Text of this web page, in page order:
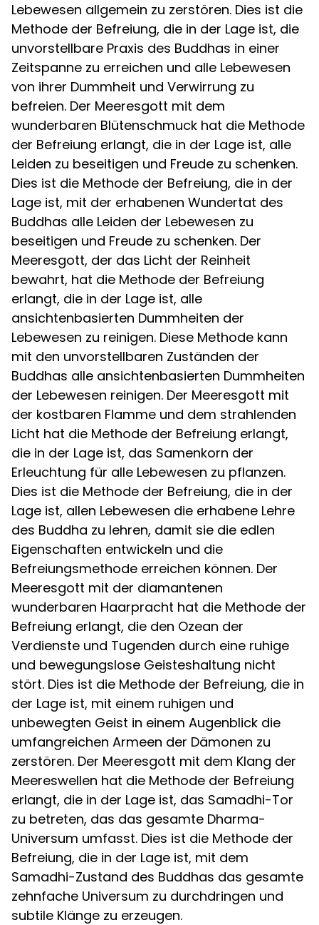
Lebewesen allgemein zu zerstören. Dies ist die
Methode der Befreiung, die in der Lage ist, die
unvorstellbare Praxis des Buddhas in einer
Zeitspanne zu erreichen und alle Lebewesen
von ihrer Dummheit und Verwirrung zu
befreien. Der Meeresgott mit dem
wunderbaren Blütenschmuck hat die Methode
der Befreiung erlangt, die in der Lage ist, alle
Leiden zu beseitigen und Freude zu schenken.
Dies ist die Methode der Befreiung, die in der
Lage ist, mit der erhabenen Wundertat des
Buddhas alle Leiden der Lebewesen zu
beseitigen und Freude zu schenken. Der
Meeresgott, der das Licht der Reinheit
bewahrt, hat die Methode der Befreiung
erlangt, die in der Lage ist, alle
ansichtenbasierten Dummheiten der
Lebewesen zu reinigen. Diese Methode kann
mit den unvorstellbaren Zuständen der
Buddhas alle ansichtenbasierten Dummheiten
der Lebewesen reinigen. Der Meeresgott mit
der kostbaren Flamme und dem strahlenden
Licht hat die Methode der Befreiung erlangt,
die in der Lage ist, das Samenkorn der
Erleuchtung für alle Lebewesen zu pflanzen.
Dies ist die Methode der Befreiung, die in der
Lage ist, allen Lebewesen die erhabene Lehre
des Buddha zu lehren, damit sie die edlen
Eigenschaften entwickeln und die
Befreiungsmethode erreichen können. Der
Meeresgott mit der diamantenen
wunderbaren Haarpracht hat die Methode der
Befreiung erlangt, die den Ozean der
Verdienste und Tugenden durch eine ruhige
und bewegungslose Geisteshaltung nicht
stört. Dies ist die Methode der Befreiung, die in
der Lage ist, mit einem ruhigen und
unbewegten Geist in einem Augenblick die
umfangreichen Armeen der Dämonen zu
zerstören. Der Meeresgott mit dem Klang der
Meereswellen hat die Methode der Befreiung
erlangt, die in der Lage ist, das Samadhi-Tor
zu betreten, das das gesamte Dharma-
Universum umfasst. Dies ist die Methode der
Befreiung, die in der Lage ist, mit dem
Samadhi-Zustand des Buddhas das gesamte
zehnfache Universum zu durchdringen und
subtile Klänge zu erzeugen.